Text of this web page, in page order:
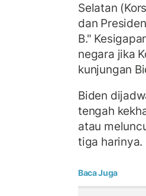
Selatan
dan
B."
negara jika
kunjungan
Biden
tengah
atau
tiga harinya.
Baca Juga